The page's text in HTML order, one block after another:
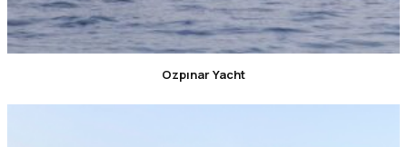
Ozpınar Yacht